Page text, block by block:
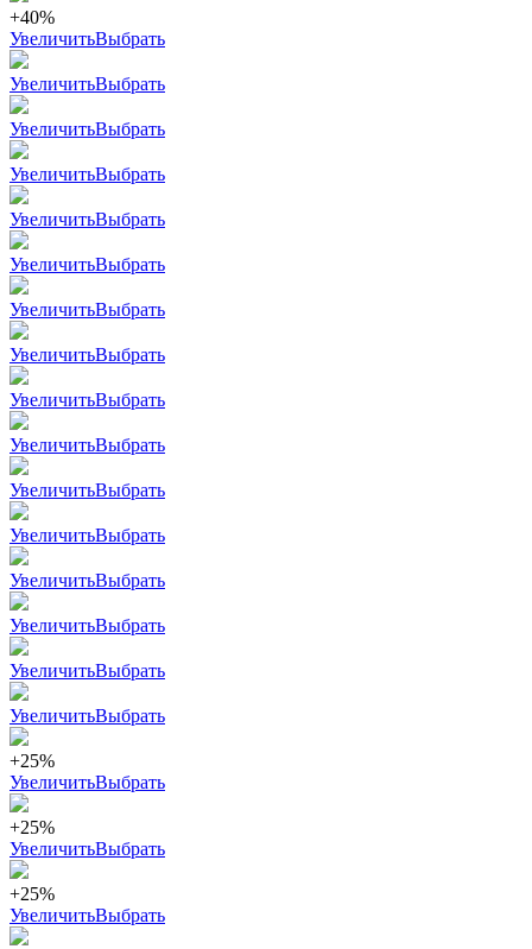
+40%
УвеличитьВыбрать
УвеличитьВыбрать
УвеличитьВыбрать
УвеличитьВыбрать
УвеличитьВыбрать
УвеличитьВыбрать
УвеличитьВыбрать
УвеличитьВыбрать
УвеличитьВыбрать
УвеличитьВыбрать
УвеличитьВыбрать
УвеличитьВыбрать
УвеличитьВыбрать
УвеличитьВыбрать
УвеличитьВыбрать
УвеличитьВыбрать
+25%
УвеличитьВыбрать
+25%
УвеличитьВыбрать
+25%
УвеличитьВыбрать